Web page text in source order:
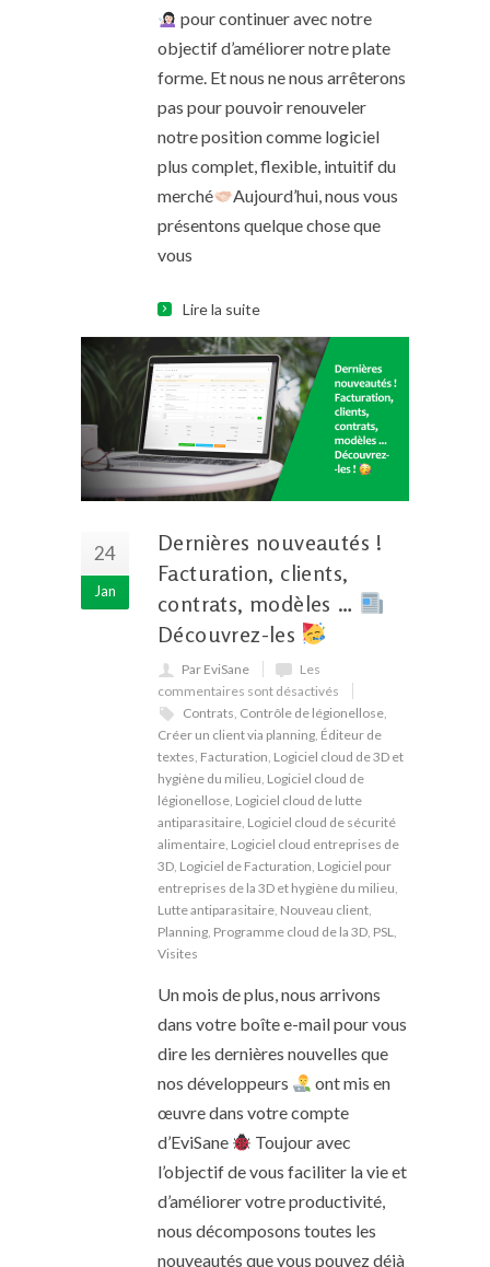
pour continuer avec notre
objectif d’améliorer notre plate
forme. Et nous ne nous arrêterons
pas pour pouvoir renouveler
notre position comme logiciel
plus complet, flexible, intuitif du
merché
Aujourd’hui, nous vous
présentons quelque chose que
vous
Lire la suite
24
Jan
Dernières nouveautés !
Facturation, clients,
contrats, modèles …
Découvrez-les
Par EviSane
Les
commentaires sont désactivés
Contrats, Contrôle de légionellose,
Créer un client via planning, Éditeur de
textes, Facturation, Logiciel cloud de 3D et
hygiène du milieu, Logiciel cloud de
légionellose, Logiciel cloud de lutte
antiparasitaire, Logiciel cloud de sécurité
alimentaire, Logiciel cloud entreprises de
3D, Logiciel de Facturation, Logiciel pour
entreprises de la 3D et hygiène du milieu,
Lutte antiparasitaire, Nouveau client,
Planning, Programme cloud de la 3D, PSL,
Visites
Un mois de plus, nous arrivons
dans votre boîte e-mail pour vous
dire les dernières nouvelles que
nos développeurs
ont mis en
œuvre dans votre compte
d’EviSane
Toujour avec
l’objectif de vous faciliter la vie et
d’améliorer votre productivité,
nous décomposons toutes les
nouveautés que vous pouvez déjà